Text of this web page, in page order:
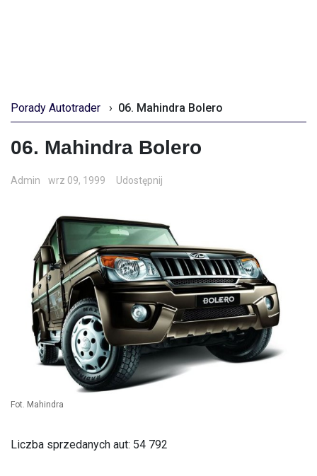
Porady Autotrader › 06. Mahindra Bolero
06. Mahindra Bolero
Admin wrz 09, 1999 Udostępnij
Fot. Mahindra
Liczba sprzedanych aut: 54 792